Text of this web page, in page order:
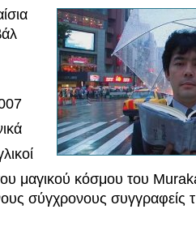
μαγικού κόσμου του
σύγχρονους συγγραφείς